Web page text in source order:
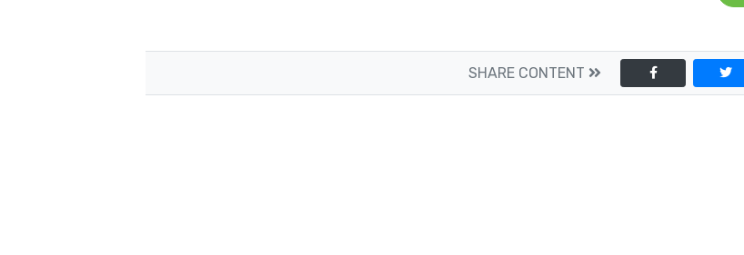
SHARE CONTENT